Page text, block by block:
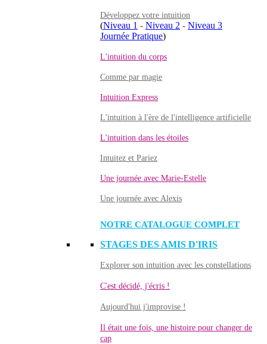
Développez votre intuition
(Niveau 1 - Niveau 2 - Niveau 3
Journée Pratique)
L'intuition du corps
Comme par magie
Intuition Express
L'intuition à l'ère de l'intelligence artificielle
L'intuition dans les étoiles
Intuitez et Pariez
Une journée avec Marie-Estelle
Une journée avec Alexis
NOTRE CATALOGUE COMPLET
STAGES DES AMIS D'IRIS
Explorer son intuition avec les constellations
C'est décidé, j'écris !
Aujourd'hui j'improvise !
Il était une fois, une histoire pour changer de
cap